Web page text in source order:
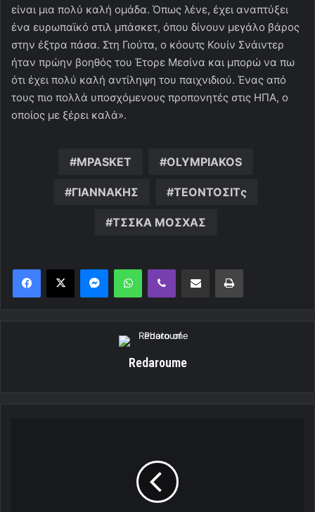
είναι μια πολύ καλή ομάδα. Όπως λένε, έχει αναπτύξει
ένα ευρωπαϊκό στιλ μπάσκετ, όπου δίνουν μεγάλο βάρος
στην έξτρα πάσα. Στη Γιούτα, ο κόουτς Κουίν Σνάιντερ
ήταν πρώην βοηθός του Έτορε Μεσίνα και μπορώ να πω
ότι έχει πολύ καλή αντίληψη του παιχνιδιού. Ένας από
τους πιο πολλά υποσχόμενους προπονητές στις ΗΠΑ, ο
οποίος με ξέρει καλά».
MPASKET OLYMPIAKOS
ΓΙΑΝΝΑΚΗΣ ΤΕΟΝΤΟΣΙΤς
ΤΣΣΚΑ ΜΟΣΧΑΣ
MessengerWhatsAppViber Κοινοποίηση μέσω ηλεκτρονικού ταχυδρομείουΕκτύπωση
Redaroume